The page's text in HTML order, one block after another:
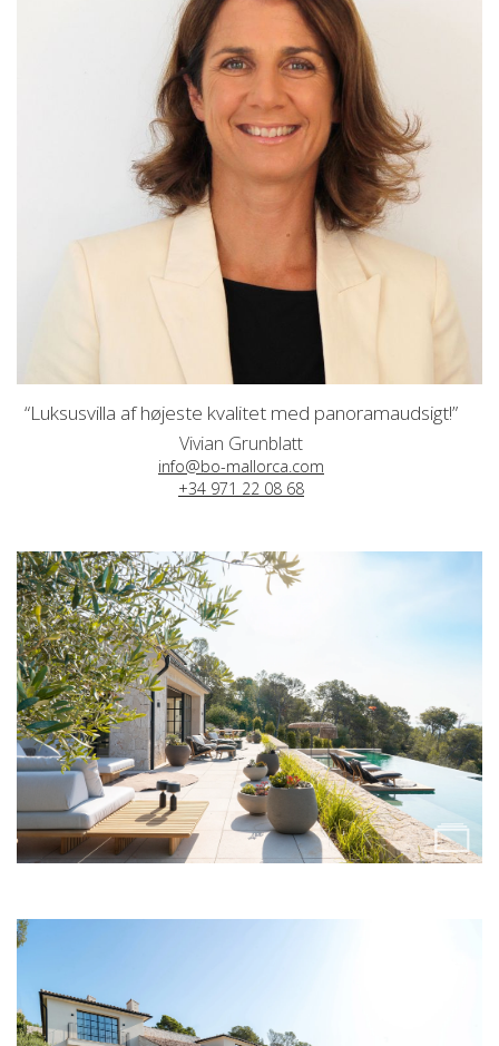
“Luksusvilla af højeste kvalitet med panoramaudsigt!”
Vivian Grunblatt
info@bo-mallorca.com
+34 971 22 08 68